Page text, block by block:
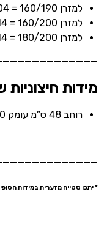
למזרן 160/190 = 169/204 ס”מ
למזרן 160/200 = 169/214 ס”מ
למזרן 180/200 = 189/214 ס”מ
מידות חיצוניות
רוחב 48 ס”מ עומק 40 ס”מ
* יתכן סטייה מזערית במידות